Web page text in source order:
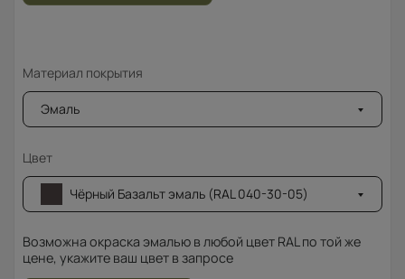
Материал покрытия
Эмаль
Цвет
Чёрный Базальт эмаль (RAL 040-30-05)
Возможна окраска эмалью в любой цвет RAL по той же
цене, укажите ваш цвет в запросе